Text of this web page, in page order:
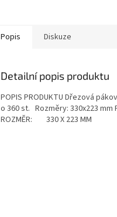
Popis Diskuze
Detailní popis produktu
POPIS PRODUKTU Dřezová
o 360 st. Rozměry: 330x223
ROZMĚR: 330 X 223 MM